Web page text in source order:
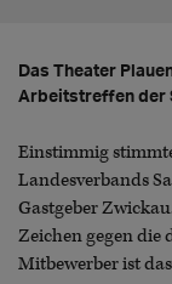
Das Theater
Arbeitstreffen der
Einstimmig
Landesverbands
Gastgeber
Zeichen gegen die
Mitbewerber ist